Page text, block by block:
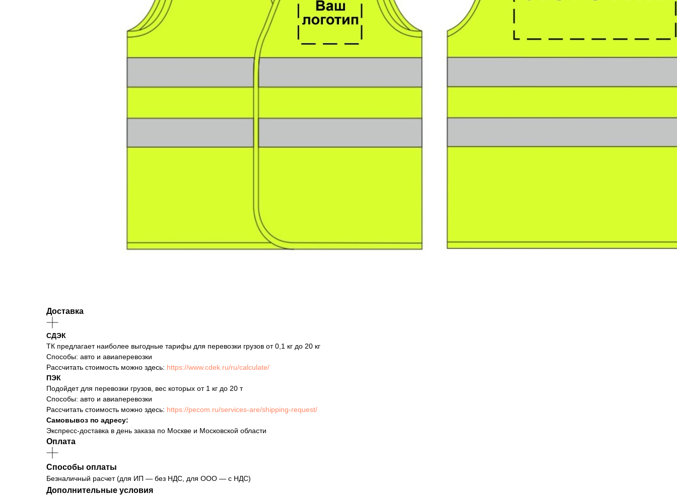
Доставка
СДЭК
ТК предлагает наиболее выгодные тарифы для перевозки грузов от 0,1 кг до 20 кг
Способы: авто и авиаперевозки
Рассчитать стоимость можно здесь: https://www.cdek.ru/ru/calculate/
ПЭК
Подойдет для перевозки грузов, вес которых от 1 кг до 20 т
Способы: авто и авиаперевозки
Рассчитать стоимость можно здесь: https://pecom.ru/services-are/shipping-request/
Самовывоз по адресу:
Экспресс-доставка в день заказа по Москве и Московской области
Оплата
Способы оплаты
Безналичный расчет (для ИП — без НДС, для ООО — с НДС)
Дополнительные условия